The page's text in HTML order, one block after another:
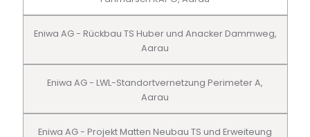
Eniwa AG - Rückbau TS Huber und Anacker Dammweg,
Aarau
Eniwa AG - LWL-Standortvernetzung Perimeter A,
Aarau
Eniwa AG - Projekt Matten Neubau TS und Erweiteung